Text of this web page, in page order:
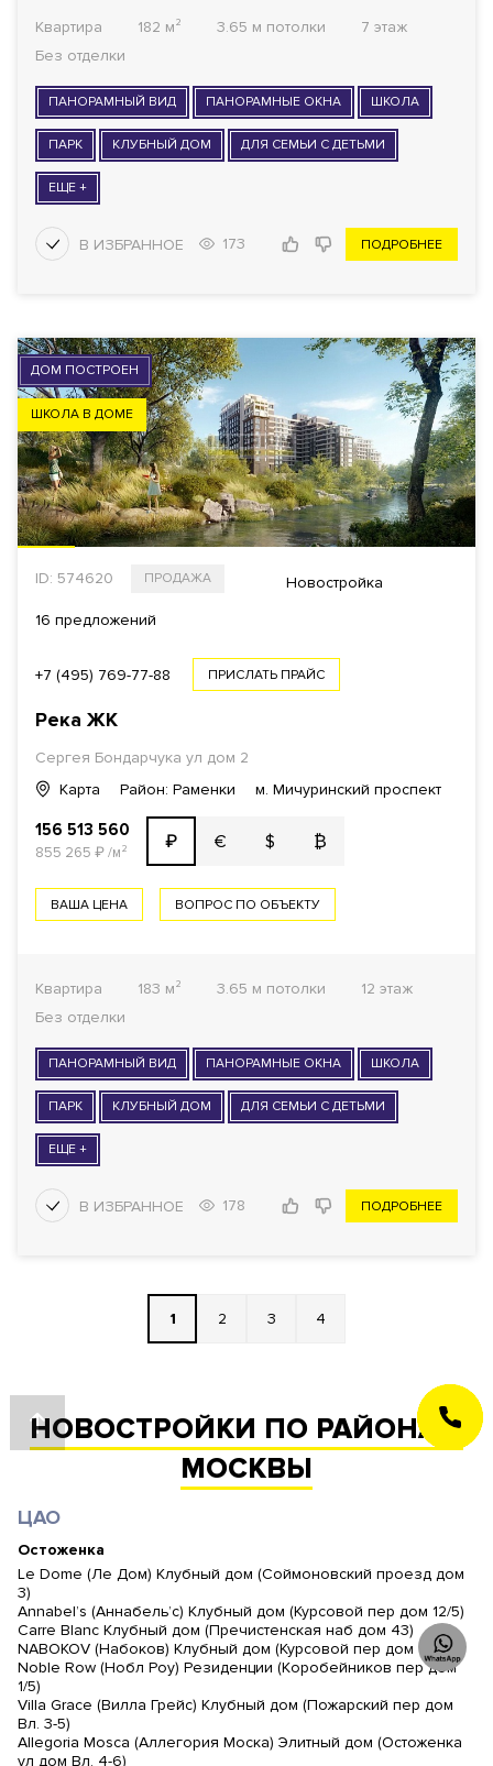
Квартира 182 м² 3.65 м потолки
7 этаж
Без отделки
ПАНОРАМНЫЙ ВИД ПАНОРАМНЫЕ ОКНА ШКОЛА
ПАРК КЛУБНЫЙ ДОМ ДЛЯ СЕМЬИ С ДЕТЬМИ
ЕЩЕ +
173 ПОДРОБНЕЕ
ДОМ ПОСТРОЕН
ШКОЛА В ДОМЕ
ID: 574620 ПРОДАЖА Новостройка
16 предложений
+7 (495) 769-77-88 ПРИСЛАТЬ ПРАЙС
Река ЖК
Сергея Бондарчука ул дом 2
Карта
Район: Раменки м. Мичуринский проспект
156 513 560
855 265 ₽/м² ₽ € $ ₿
ВАША ЦЕНА ВОПРОС ПО ОБЪЕКТУ
Квартира 183 м² 3.65 м потолки
12 этаж
Без отделки
ПАНОРАМНЫЙ ВИД ПАНОРАМНЫЕ ОКНА ШКОЛА
ПАРК КЛУБНЫЙ ДОМ ДЛЯ СЕМЬИ С ДЕТЬМИ
ЕЩЕ +
178 ПОДРОБНЕЕ
1 2 3 4
НОВОСТРОЙКИ ПО РАЙОНАМ
МОСКВЫ
ЦАО
Остоженка
Le Dome (Ле Дом) Клубный дом (Соймоновский проезд дом
3)
Annabel’s (Аннабель’с) Клубный дом (Курсовой пер дом 12/5)
Carre Blanc Клубный дом (Пречистенская наб дом 43)
NABOKOV (Набоков) Клубный дом (Курсовой пер дом 10/1)
Noble Row (Нобл Роу) Резиденции (Коробейников пер дом
1/5)
Villa Grace (Вилла Грейс) Клубный дом (Пожарский пер дом
Вл. 3-5)
Allegoria Mosca (Аллегория Моска) Элитный дом (Остоженка
ул дом Вл. 4-6)
ЗАКАЗАТЬ
ЗВОНОК